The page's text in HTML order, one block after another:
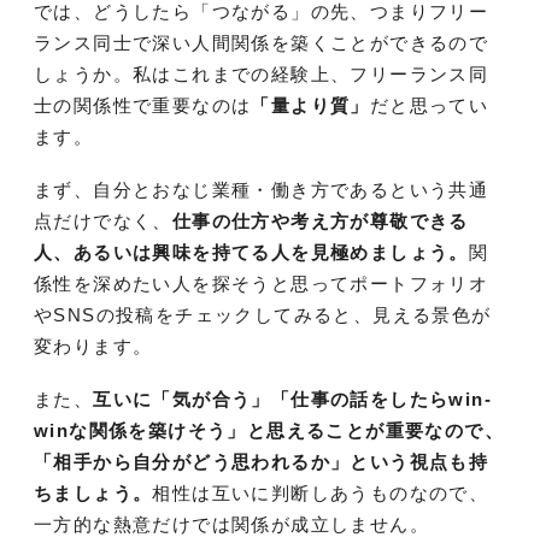
では、どうしたら「つながる」の先、つまりフリー
ランス同士で深い人間関係を築くことができるので
しょうか。私はこれまでの経験上、フリーランス同
士の関係性で重要なのは
「量より質」 だと思ってい
ます。
まず、自分とおなじ業種・働き方であるという共通
点だけでなく、 仕事の仕方や考え方が尊敬できる
人、あるいは興味を持てる人を見極めましょう。 関
係性を深めたい人を探そうと思ってポートフォリオ
やSNSの投稿をチェックしてみると、見える景色が
変わります。
また、互いに「気が合う」「仕事の話をしたらwin-
winな関係を築けそう」と思えることが重要なので、
「相手から自分がどう思われるか」という視点も持
ちましょう。相性は互いに判断しあうものなので、
一方的な熱意だけでは関係が成立しません。